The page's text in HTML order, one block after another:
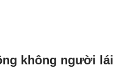
không người lái